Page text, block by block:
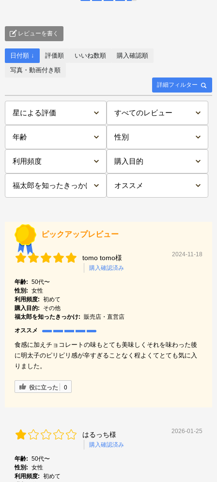
レビューを書く
詳細フィルター
日付順 ↓ 評価順 いいね数順
購入確認順
写真・動画付き順
ピックアップレビュー
tomo tomo様
購入確認済み
2024-11-18
年齢: 50代〜
性別: 女性
利用頻度: 初めて
購入目的:
その他
福太郎を知ったきっかけ: 販売店・直営店
オススメ
食感に加えチョコレートの味もとても美味しくそれを味わった後
に明太子のピリピリ感が辛すぎることなく程よくてとても気に入
りました。
役に立った 0
はるっち様
購入確認済み
2026-01-25
年齢: 50代〜
性別: 女性
利用頻度: 初めて